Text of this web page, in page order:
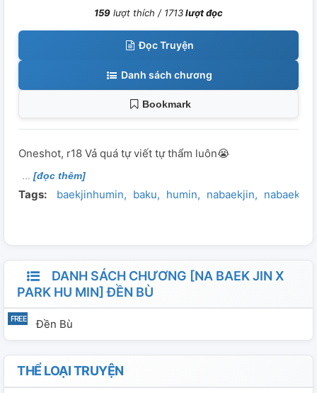
159 lượt thích / 1713lượt đọc
Đọc Truyện
Danh sách chương
Bookmark
Oneshot, r18 Vả quá tự viết tự thẩm luôn😭
[đọc thêm]
Tags: baekjinhumin baku humin nabaekjin
DANH SÁCH CHƯƠNG [NA BAEK JIN X
PARK HU MIN] ĐỀN BÙ
Đền Bù
THỂ LOẠI TRUYỆN